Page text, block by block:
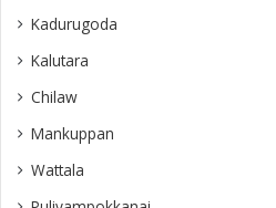
Kadurugoda
Kalutara
Chilaw
Mankuppan
Wattala